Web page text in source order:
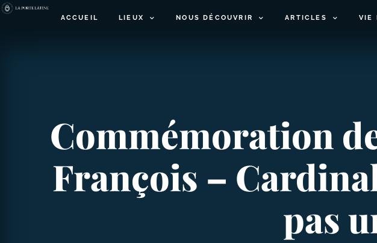
ACCUEIL LIEUX NOUS DÉCOUVRIR ARTICLES VIE
Commémoration
François –
pas